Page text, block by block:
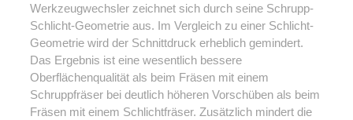
Werkzeugwechsler zeichnet sich durch seine Schrupp-
Schlicht-Geometrie aus. Im Vergleich zu einer Schlicht-
Geometrie wird der Schnittdruck erheblich gemindert.
Das Ergebnis ist eine wesentlich bessere
Oberflächenqualität als beim Fräsen mit einem
Schruppfräser bei deutlich höheren Vorschüben als beim
Fräsen mit einem Schlichtfräser. Zusätzlich mindert die